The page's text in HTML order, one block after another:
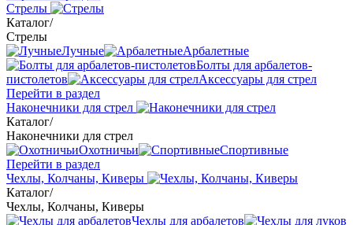
Стрелы
Каталог/
Стрелы
Лучные
Арбалетные
Болты для арбалетов-
пистолетов
Аксессуары для стрел
Перейти в раздел
Наконечники для стрел
Каталог/
Наконечники для стрел
Охотничьи
Спортивные
Перейти в раздел
Чехлы, Колчаны, Киверы
Каталог/
Чехлы, Колчаны, Киверы
Чехлы для арбалетов